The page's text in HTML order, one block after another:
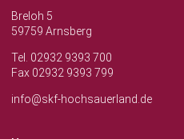
Breloh 5
59759 Arnsberg
Tel. 02932 9393 700
Fax 02932 9393 799
info@skf-hochsauerland.de